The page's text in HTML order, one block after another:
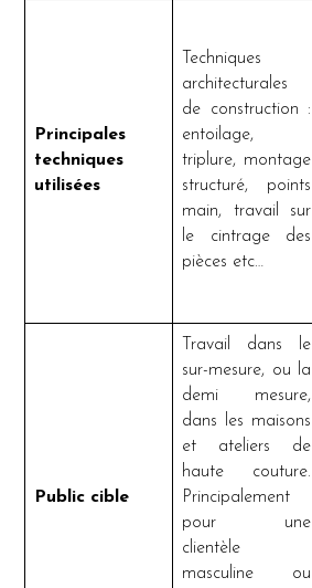
Principales
techniques
utilisées
Techniques
architecturales
de construction :
entoilage,
triplure, montage
structuré, points
main, travail sur
le cintrage des
pièces etc…
Public cible
Travail dans le
sur-mesure, ou la
demi mesure,
dans les maisons
et ateliers de
haute couture.
Principalement
pour une
clientèle
masculine ou